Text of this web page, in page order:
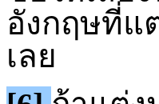
อังกฤษที่แ
เลย